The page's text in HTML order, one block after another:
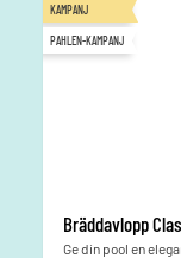
KAMPANJ
PAHLEN-KAMPANJ
Ge din pool en